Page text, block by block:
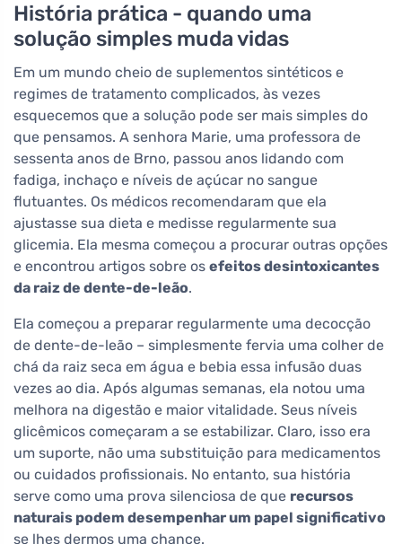
História prática - quando uma
solução simples muda vidas
Em um mundo cheio de suplementos sintéticos e
regimes de tratamento complicados, às vezes
esquecemos que a solução pode ser mais simples do
que pensamos. A senhora Marie, uma professora de
sessenta anos de Brno, passou anos lidando com
fadiga, inchaço e níveis de açúcar no sangue
flutuantes. Os médicos recomendaram que ela
ajustasse sua dieta e medisse regularmente sua
glicemia. Ela mesma começou a procurar outras opções
e encontrou artigos sobre os efeitos desintoxicantes
da raiz de dente-de-leão.
Ela começou a preparar regularmente uma decocção
de dente-de-leão – simplesmente fervia uma colher de
chá da raiz seca em água e bebia essa infusão duas
vezes ao dia. Após algumas semanas, ela notou uma
melhora na digestão e maior vitalidade. Seus níveis
glicêmicos começaram a se estabilizar. Claro, isso era
um suporte, não uma substituição para medicamentos
ou cuidados profissionais. No entanto, sua história
serve como uma prova silenciosa de que recursos
naturais podem desempenhar um papel significativo
se lhes dermos uma chance.